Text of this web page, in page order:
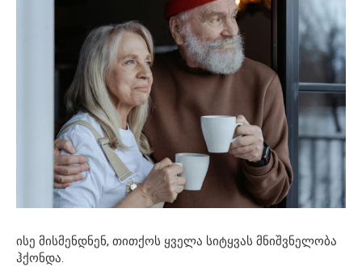
ისე მისმენდნენ, თითქოს ყველა სიტყვას მნიშვნელობა
ჰქონდა.